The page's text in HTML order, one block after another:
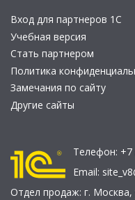
Вход для партнеров 1С
Учебная версия
Стать партнером
Политика
Замечания по сайту
Другие сайты
Телефон: +7
Email:
Отдел продаж: г. Москва,